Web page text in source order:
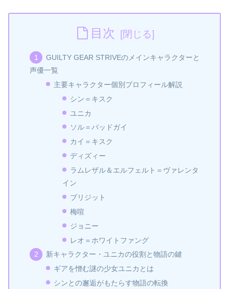
目次
GUILTY GEAR STRIVEのメインキャラクターと
声優一覧
主要キャラクター個別プロフィール解説
シン＝キスク
ユニカ
ソル＝バッドガイ
カイ＝キスク
ディズィー
ラムレザル＆エルフェルト＝ヴァレンタ
イン
ブリジット
梅喧
ジョニー
レオ＝ホワイトファング
新キャラクター・ユニカの役割と物語の鍵
ギアを憎む謎の少女ユニカとは
シンとの邂逅がもたらす物語の転換